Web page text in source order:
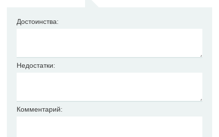
Достоинства:
Недостатки:
Комментарий: